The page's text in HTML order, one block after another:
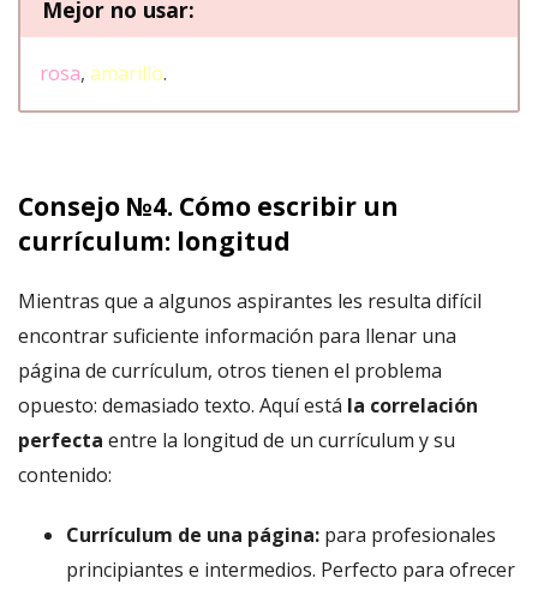
Mejor no usar:
rosa, amarillo.
Consejo №4. Cómo escribir un
currículum: longitud
Mientras que a algunos aspirantes les resulta difícil
encontrar suficiente información para llenar una
página de currículum, otros tienen el problema
opuesto: demasiado texto. Aquí está la correlación
perfecta entre la longitud de un currículum y su
contenido:
Currículum de una página: para profesionales
principiantes e intermedios. Perfecto para ofrecer